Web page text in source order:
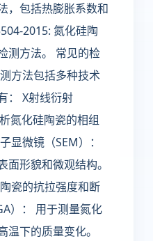
，包括热膨胀系数和
2015: 氮化硅陶
测方法。 常见的检
方法包括多种技术
： X射线衍射
氮化硅陶瓷的相组
显微镜（SEM）：
面形貌和微观结构。
瓷的抗拉强度和断
）： 用于测量氮化
下的质量变化。